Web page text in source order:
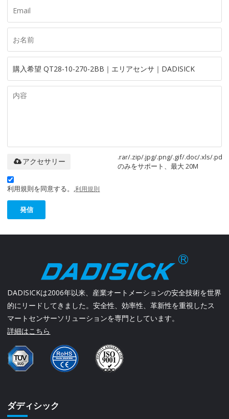
.rar/.zip/.jpg/.png/.gif/.doc/.xls/.pdf
のみをサポート、最大 20M
アクセサリー
利用規則を同意する。,利用規則
発信
DADISICKは2006年以来、産業オートメーションの安全技術を世界
的にリードしてきました。安全性、効率性、革新性を重視したス
マートセンサーソリューションを専門としています。
詳細はこちら
ダディシック